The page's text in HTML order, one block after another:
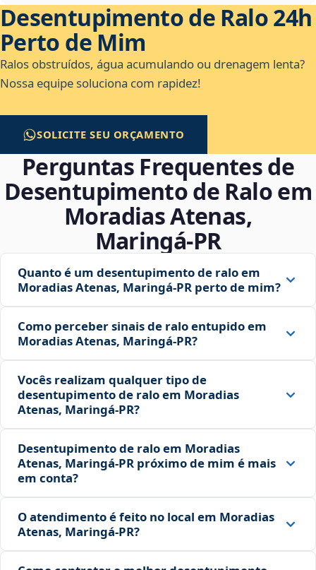
Desentupimento de Ralo 24h
Perto de Mim
Ralos obstruídos, água acumulando ou drenagem lenta?
Nossa equipe soluciona com rapidez!
SOLICITE SEU ORÇAMENTO
Perguntas Frequentes de
Desentupimento de Ralo em
Moradias Atenas,
Maringá‑PR
Quanto é um desentupimento de ralo em
Moradias Atenas, Maringá‑PR perto de mim?
Como perceber sinais de ralo entupido em
Moradias Atenas, Maringá‑PR?
Vocês realizam qualquer tipo de
desentupimento de ralo em Moradias
Atenas, Maringá‑PR?
Desentupimento de ralo em Moradias
Atenas, Maringá‑PR próximo de mim é mais
em conta?
O atendimento é feito no local em Moradias
Atenas, Maringá‑PR?